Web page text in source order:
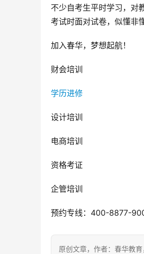
不少自考生平时学习，对
考试时面对试卷，似懂非
加入春华，梦想起航！
财会培训
学历进修
设计培训
电商培训
资格考证
企管培训
预约专线：400-8877-
原创文章，作者：春华教